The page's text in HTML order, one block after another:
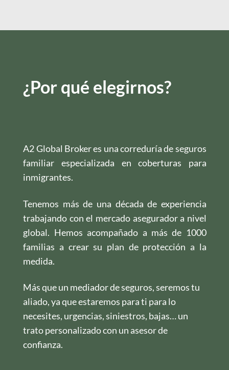
¿Por qué elegirnos?
A2 Global Broker es una correduría de seguros
familiar especializada en coberturas para
inmigrantes.
Tenemos más de una década de experiencia
trabajando con el mercado asegurador a nivel
global. Hemos acompañado a más de 1000
familias a crear su plan de protección a la
medida.
Más que un mediador de seguros, seremos tu
aliado, ya que estaremos para ti para lo
necesites, urgencias, siniestros, bajas… un
trato personalizado con un asesor de
confianza.